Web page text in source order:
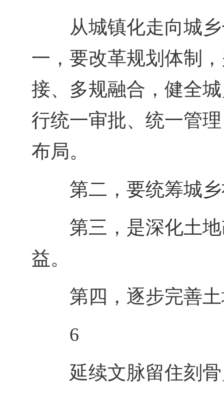
从城镇化走向城
一，要改革规划体制
接、多规融合，健全
行统一审批、统一管
布局。
第二，要统筹城
第三，是深化土
益。
第四，逐步完善
6
延续文脉留住刻